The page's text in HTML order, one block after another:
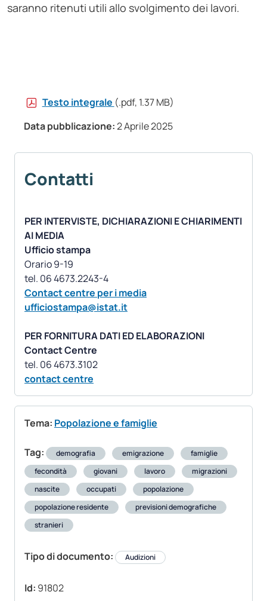
Testo integrale (.pdf, 1.37 MB)
Data pubblicazione:2 Aprile 2025
Contatti
PER INTERVISTE, DICHIARAZIONI E CHIARIMENTI
AI MEDIA
Ufficio stampa
Orario 9-19
Contact centre per i media
ufficiostampa@istat.it
PER FORNITURA DATI ED ELABORAZIONI
Contact Centre
contact centre
Tema: Popolazione e famiglie
Tag: demografia emigrazione
famiglie
fecondità
giovani lavoro
migrazioni
nascite
occupati
popolazione
popolazione residente
previsioni demografiche
stranieri
Tipo di documento: Audizioni
Id: 91802
saranno ritenuti utili allo svolgimento dei lavori.